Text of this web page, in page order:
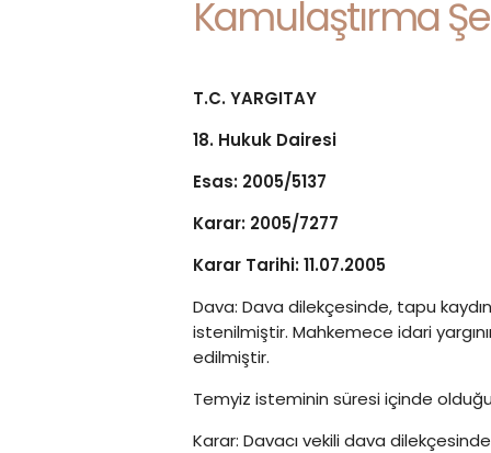
Kamulaştırma
T.C. YARGITAY
18. Hukuk Dairesi
Esas: 2005/5137
Karar: 2005/7277
Karar Tarihi: 11.07.2005
Dava: Dava dilekçesinde, tapu
istenilmiştir. Mahkemece idari
edilmiştir.
Temyiz isteminin süresi içinde
Karar: Davacı vekili dava